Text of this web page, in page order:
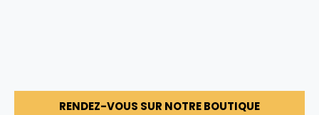
RENDEZ-VOUS SUR NOTRE BOUTIQUE